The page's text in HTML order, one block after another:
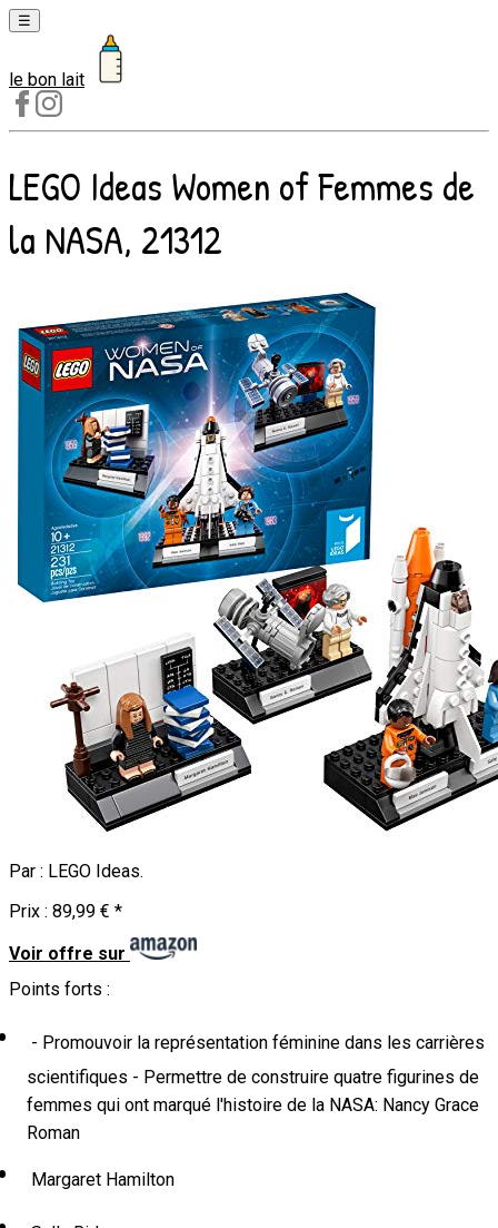
☰
Laits
1er
âge
Laits
2e
âge
croissance
le bon lait
LEGO Ideas Women of Femmes de
la NASA, 21312
Par : LEGO Ideas.
Prix : 89,99 € *
Voir offre sur
Points forts :
- Promouvoir la représentation féminine dans les carrières
scientifiques - Permettre de construire quatre figurines de
femmes qui ont marqué l'histoire de la NASA: Nancy Grace
Roman
Margaret Hamilton